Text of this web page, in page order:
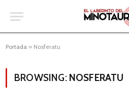
Portada » Nosferatu
BROWSING: NOSFERATU